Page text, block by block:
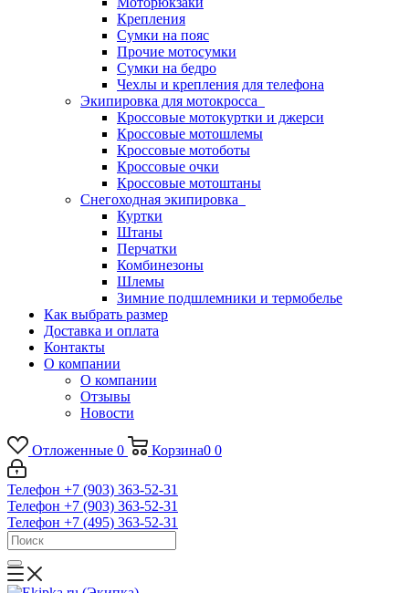
Крепления
Сумки на пояс
Прочие мотосумки
Сумки на бедро
Чехлы и крепления для телефона
Экипировка для мотокросса
Кроссовые мотокуртки и джерси
Кроссовые мотошлемы
Кроссовые мотоботы
Кроссовые очки
Кроссовые мотоштаны
Снегоходная экипировка
Куртки
Штаны
Перчатки
Комбинезоны
Шлемы
Зимние подшлемники и термобелье
Как выбрать размер
Доставка и оплата
Контакты
О компании
О компании
Отзывы
Новости
Отложенные 0 Корзина0 0
Телефон +7 (903) 363-52-31
Телефон +7 (903) 363-52-31
Телефон +7 (495) 363-52-31